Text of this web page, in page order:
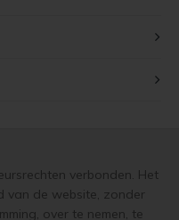
verbonden. Het
van de website, zonder
over te nemen, te